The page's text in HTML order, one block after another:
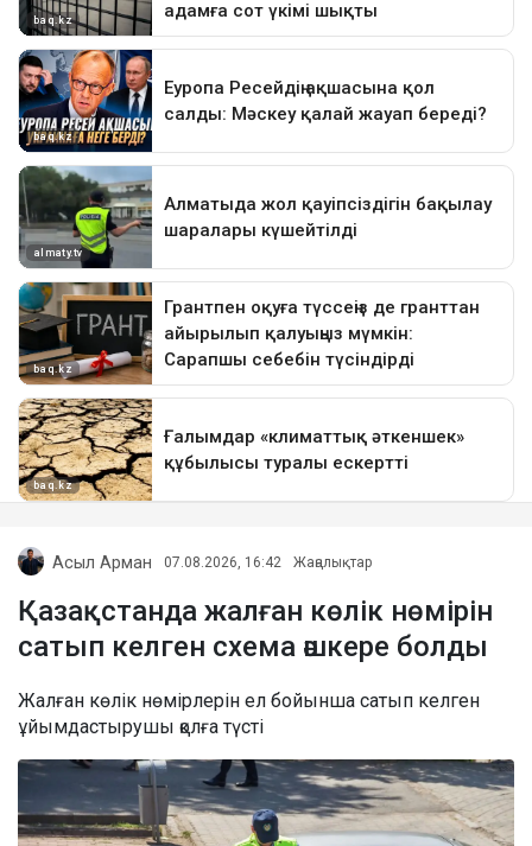
Асыл Арман 07.08.2026, 16:42 Жаңалықтар
Қазақстанда жалған көлік нөмірін
сатып келген схема әшкере болды
Жалған көлік нөмірлерін ел бойынша сатып келген
ұйымдастырушы қолға түсті